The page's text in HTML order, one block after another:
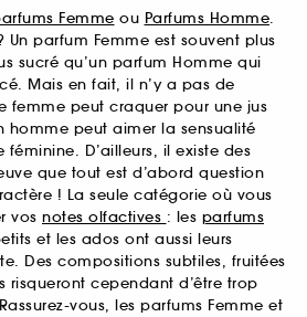
Femme ou Parfums Homme.
Un parfum Femme est souvent plus
sucré qu’un parfum Homme qui
Mais en fait, il n’y a pas de
femme peut craquer pour une jus
homme peut aimer la sensualité
D’ailleurs, il existe des
que tout est d’abord question
! La seule catégorie où vous
vos notes olfactives : les parfums
et les ados ont aussi leurs
Des compositions subtiles, fruitées
risqueront cependant d’être trop
vous, les parfums Femme et